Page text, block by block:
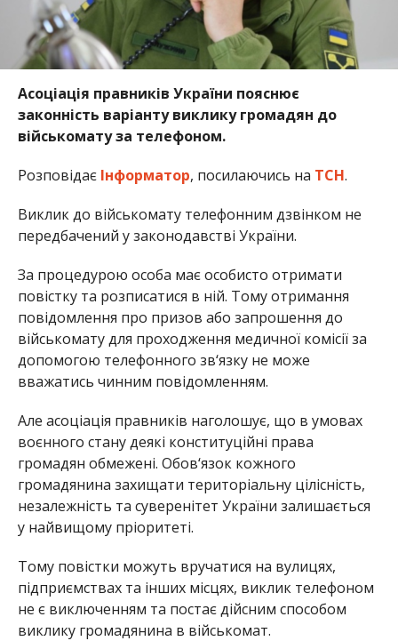
Асоціація правників України пояснює
законність варіанту виклику громадян до
військомату за телефоном.
Розповідає Інформатор, посилаючись на ТСН.
Виклик до військомату телефонним дзвінком не
передбачений у законодавстві України.
За процедурою особа має особисто отримати
повістку та розписатися в ній. Тому отримання
повідомлення про призов або запрошення до
військомату для проходження медичної комісії за
допомогою телефонного зв‘язку не може
вважатись чинним повідомленням.
Але асоціація правників наголошує, що в умовах
воєнного стану деякі конституційні права
громадян обмежені. Обов‘язок кожного
громадянина захищати територіальну цілісність,
незалежність та суверенітет України залишається
у найвищому пріоритеті.
Тому повістки можуть вручатися на вулицях,
підприємствах та інших місцях, виклик телефоном
не є виключенням та постає дійсним способом
виклику громадянина в військомат.